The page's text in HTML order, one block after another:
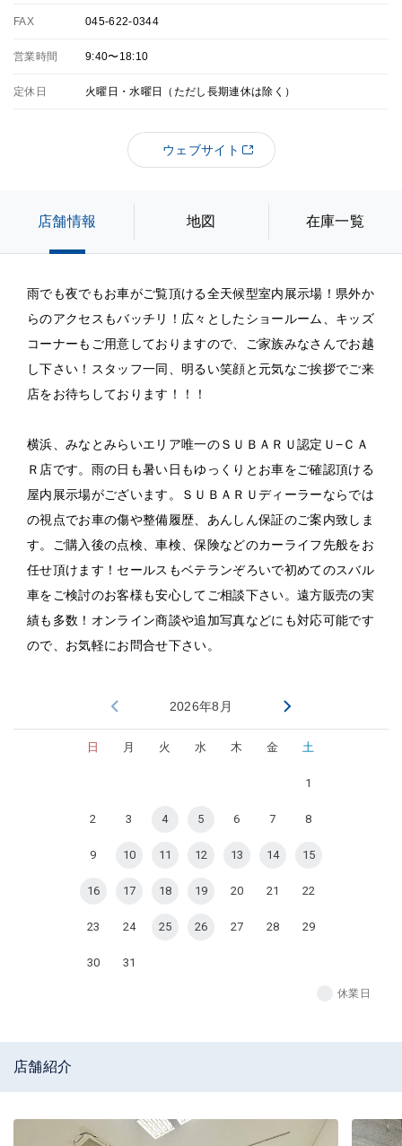
FAX 045-622-0344
営業時間 9:40〜18:10
定休日 火曜日・水曜日（ただし長期連休は除く）
ウェブサイト
店舗情報 地図 在庫一覧
雨でも夜でもお車がご覧頂ける全天候型室内展示場！県外か
らのアクセスもバッチリ！広々としたショールーム、キッズ
コーナーもご用意しておりますので、ご家族みなさんでお越
し下さい！スタッフ一同、明るい笑顔と元気なご挨拶でご来
店をお待ちしております！！！
横浜、みなとみらいエリア唯一のＳＵＢＡＲＵ認定Ｕ−ＣＡ
Ｒ店です。雨の日も暑い日もゆっくりとお車をご確認頂ける
屋内展示場がございます。ＳＵＢＡＲＵディーラーならでは
の視点でお車の傷や整備履歴、あんしん保証のご案内致しま
す。ご購入後の点検、車検、保険などのカーライフ先般をお
任せ頂けます！セールスもベテランぞろいで初めてのスバル
車をご検討のお客様も安心してご相談下さい。遠方販売の実
績も多数！オンライン商談や追加写真などにも対応可能です
ので、お気軽にお問合せ下さい。
2026年8月
日 月 火 水 木 金 土
1
2 3 4 5 6 7 8
9 10 11 12 13 14 15
16 17 18 19 20 21 22
23 24 25 26 27 28 29
30 31
休業日
店舗紹介